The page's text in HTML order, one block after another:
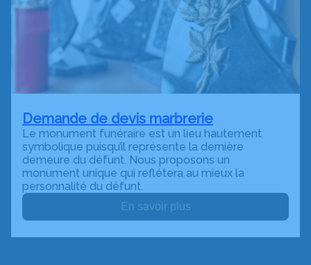
Demande de devis marbrerie
Le monument funéraire est un lieu hautement
symbolique puisqu’il représente la dernière
demeure du défunt. Nous proposons un
monument unique qui reflétera au mieux la
personnalité du défunt.
En savoir plus